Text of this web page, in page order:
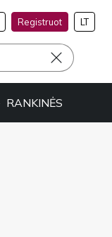
Registruot LT
RANKINĖS